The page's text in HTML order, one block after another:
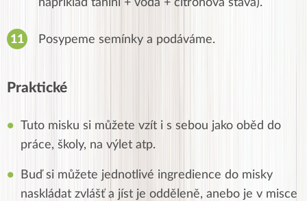
Posypeme semínky a podáváme.
Praktické
Tuto misku si můžete vzít i s sebou jako oběd do
práce, školy, na výlet atp.
Buď si můžete jednotlivé ingredience do misky
naskládat zvlášť a jíst je odděleně, anebo je v misce